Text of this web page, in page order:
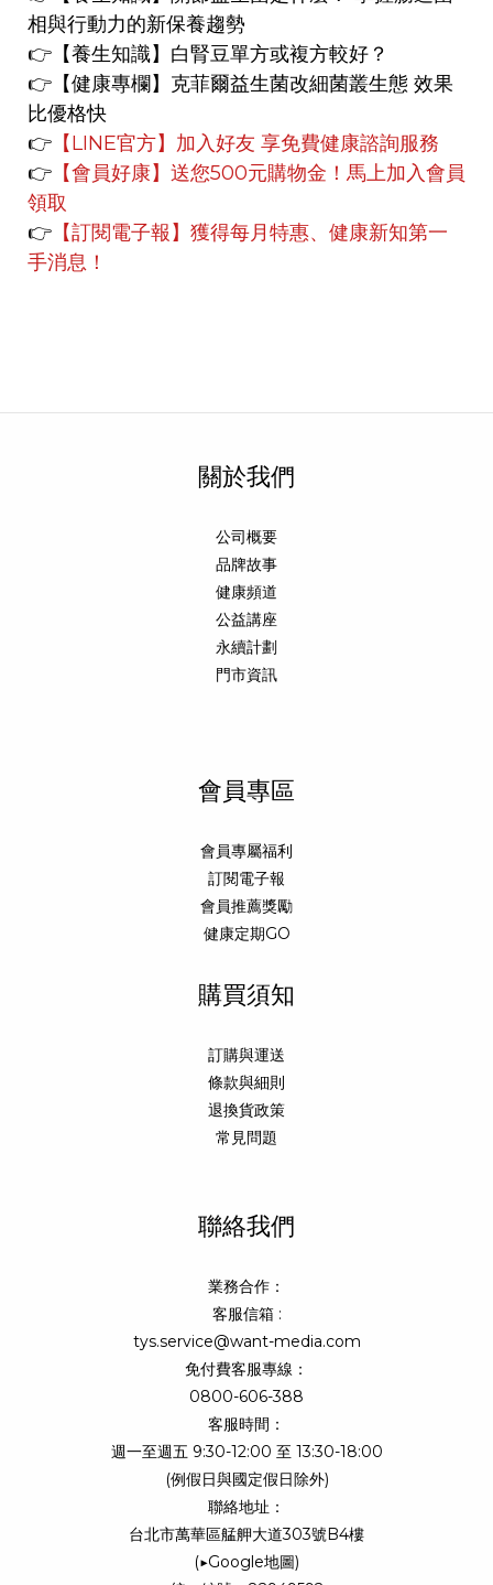
相與行動力的新保養趨勢
👉 【養生知識】 白腎豆單方或複方較好？
👉【健康專欄】 克菲爾益生菌改細菌叢生態 效果
比優格快
👉 【LINE官方】 加入好友 享免費健康諮詢服務
👉 【會員好康】 送您500元購物金！馬上加入會員
領取
👉 【訂閱電子報】獲得每月特惠、健康新知第一
手消息！
關於我們
公司概要
品牌故事
健康頻道
公益講座
永續計劃
門市資訊
會員專區
會員專屬福利
訂閱電子報
會員推薦獎勵
健康定期GO
購買須知
訂購與運送
條款與細則
退換貨政策
常見問題
聯絡我們
業務合作：
客服信箱 :
tys.service@want-media.com
免付費客服專線：
0800-606-388
客服時間：
週一至週五 9:30-12:00 至 13:30-18:00
(例假日與國定假日除外)
聯絡地址：
台北市萬華區艋舺大道303號B4樓
(▶Google地圖)